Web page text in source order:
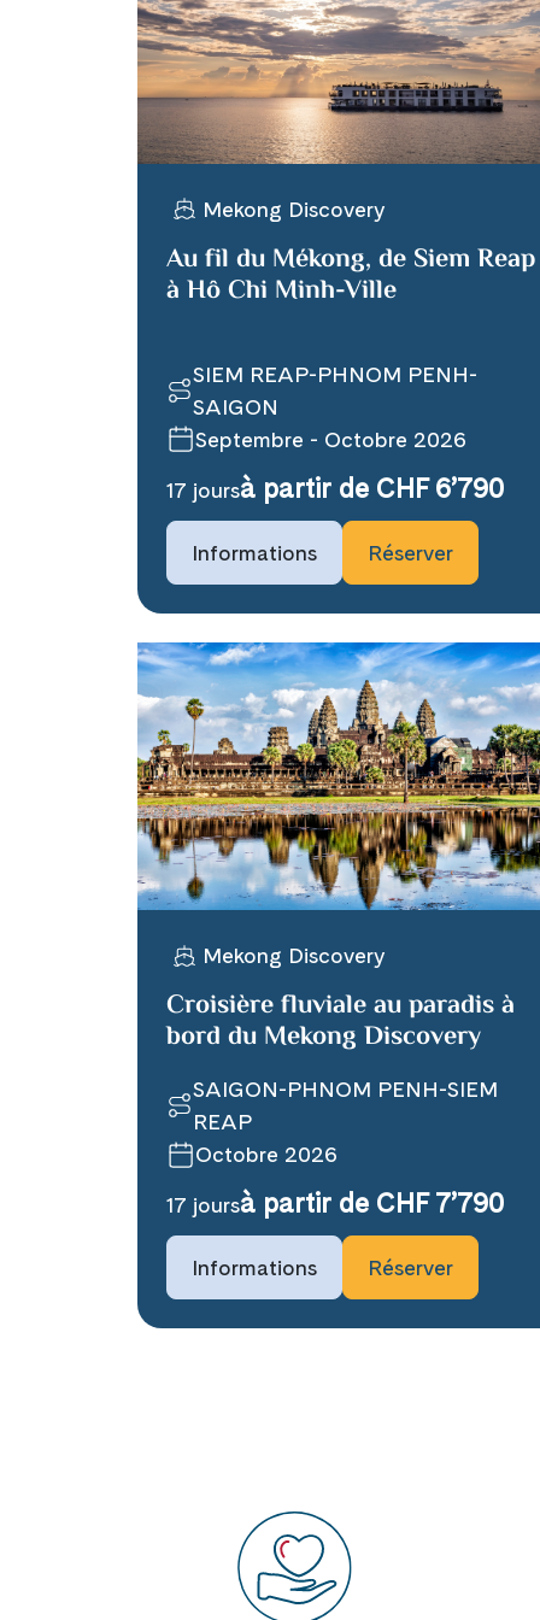
X
Telegram
Mekong Discovery
Au fil du Mékong, de Siem Reap
à Hô Chi Minh-Ville
SIEM REAP-PHNOM PENH-
SAIGON
Septembre - Octobre 2026
17 joursà partir de CHF 6’790
Informations Réserver
Mekong Discovery
Croisière fluviale au paradis à
bord du Mekong Discovery
SAIGON-PHNOM PENH-SIEM
REAP
Octobre 2026
17 joursà partir de CHF 7’790
Informations Réserver